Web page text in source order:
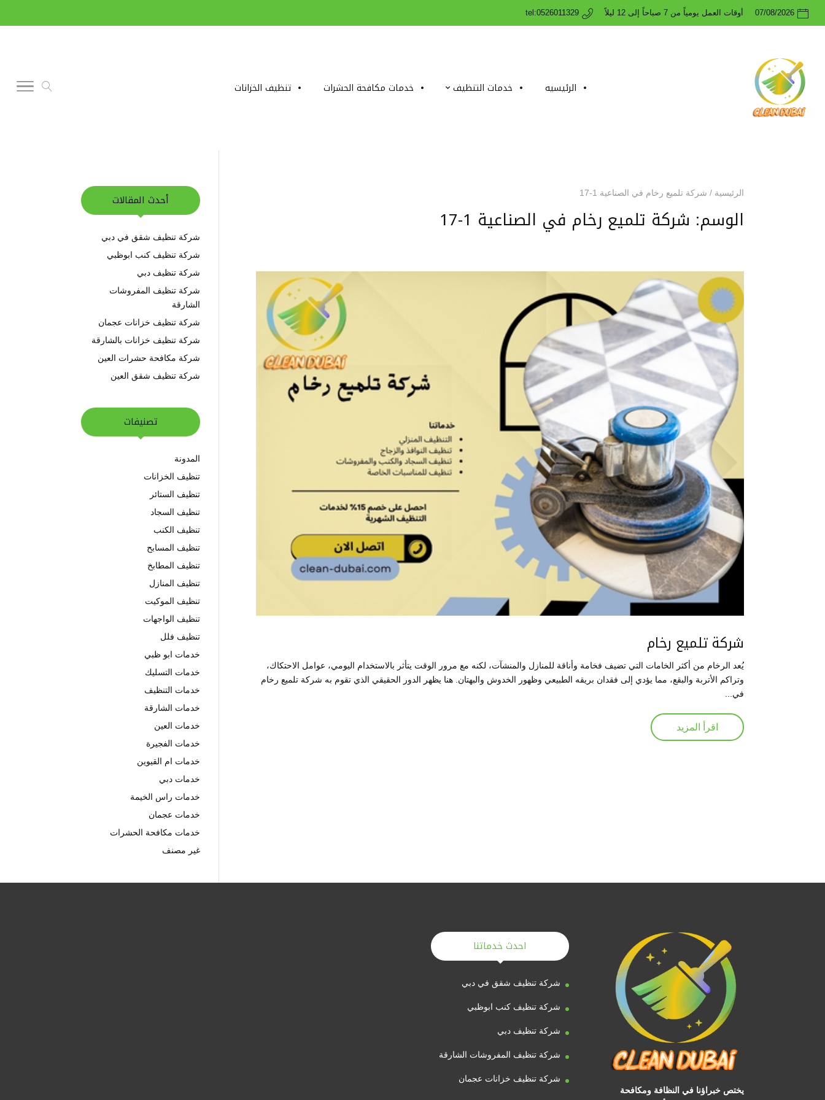
07/08/2026 أوقات العمل يومياً من 7 صباحاً إلى 12 ليلاً tel:0526011329
الرئيسيه خدمات التنظيف خدمات مكافحة الحشرات تنظيف الخزانات
الرئيسية / شركة تلميع رخام في الصناعية 1-17
الوسم: شركة تلميع رخام في الصناعية 1-17
شركة تلميع رخام
يُعد الرخام من أكثر الخامات التي تضيف فخامة وأناقة للمنازل والمنشآت، لكنه مع مرور الوقت يتأثر بالاستخدام اليومي، عوامل الاحتكاك،
وتراكم الأتربة والبقع، مما يؤدي إلى فقدان بريقه الطبيعي وظهور الخدوش والبهتان. هنا يظهر الدور الحقيقي الذي تقوم به شركة تلميع رخام
في...
اقرأ المزيد
أحدث المقالات
شركة تنظيف شقق في دبي
شركة تنظيف كنب ابوظبي
شركة تنظيف دبي
شركة تنظيف المفروشات
الشارقة
شركة تنظيف خزانات عجمان
شركة تنظيف خزانات بالشارقة
شركة مكافحة حشرات العين
شركة تنظيف شقق العين
تصنيفات
المدونة
تنظيف الخزانات
تنظيف الستائر
تنظيف السجاد
تنظيف الكنب
تنظيف المسابح
تنظيف المطابخ
تنظيف المنازل
تنظيف الموكيت
تنظيف الواجهات
تنظيف فلل
خدمات ابو ظبي
خدمات التسليك
خدمات التنظيف
خدمات الشارقة
خدمات العين
خدمات الفجيرة
خدمات ام القيوين
خدمات دبي
خدمات راس الخيمة
خدمات عجمان
خدمات مكافحة الحشرات
غير مصنف
يختص خبراؤنا في النظافة ومكافحة
احدث خدماتنا
شركة تنظيف شقق في دبي
شركة تنظيف كنب ابوظبي
شركة تنظيف دبي
شركة تنظيف المفروشات الشارقة
شركة تنظيف خزانات عجمان